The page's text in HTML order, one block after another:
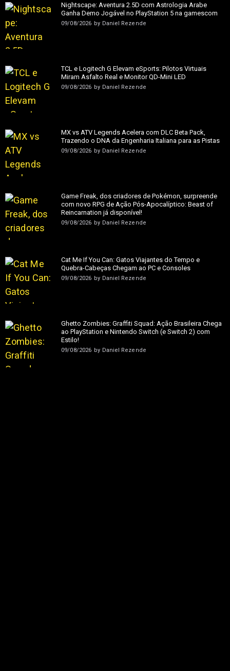
Nightscape: Aventura 2.5D com Astrologia Árabe
Ganha Demo Jogável no PlayStation 5 na gamescom
09/08/2026 by Daniel Rezende
TCL e Logitech G Elevam eSports: Pilotos Virtuais
Miram Asfalto Real e Monitor QD-Mini LED
09/08/2026 by Daniel Rezende
MX vs ATV Legends Acelera com DLC Beta Pack,
Trazendo o DNA da Engenharia Italiana para as Pistas
09/08/2026 by Daniel Rezende
Game Freak, dos criadores de Pokémon, surpreende
com novo RPG de Ação Pós-Apocalíptico: Beast of
Reincarnation já disponível!
09/08/2026 by Daniel Rezende
Cat Me If You Can: Gatos Viajantes do Tempo e
Quebra-Cabeças Chegam ao PC e Consoles
09/08/2026 by Daniel Rezende
Ghetto Zombies: Graffiti Squad: Ação Brasileira Chega
ao PlayStation e Nintendo Switch (e Switch 2) com
Estilo!
09/08/2026 by Daniel Rezende